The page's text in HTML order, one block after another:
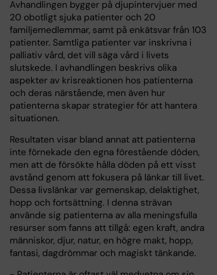
Avhandlingen bygger på djupintervjuer med
20 obotligt sjuka patienter och 20
familjemedlemmar, samt på enkätsvar från 103
patienter. Samtliga patienter var inskrivna i
palliativ vård, det vill säga vård i livets
slutskede. I avhandlingen beskrivs olika
aspekter av krisreaktionen hos patienterna
och deras närstående, men även hur
patienterna skapar strategier för att hantera
situationen.
Resultaten visar bland annat att patienterna
inte förnekade den egna förestående döden,
men att de försökte hålla döden på ett visst
avstånd genom att fokusera på länkar till livet.
Dessa livslänkar var gemenskap, delaktighet,
hopp och fortsättning. I denna strävan
använde sig patienterna av alla meningsfulla
resurser som fanns att tillgå: egen kraft, andra
människor, djur, natur, en högre makt, hopp,
fantasi, dagdrömmar och magiskt tänkande.